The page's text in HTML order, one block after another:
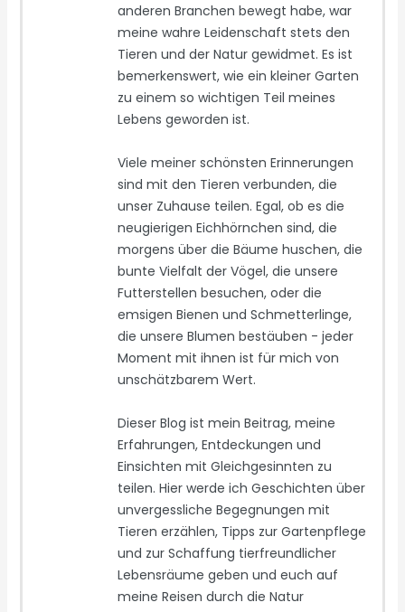
anderen Branchen bewegt habe, war
meine wahre Leidenschaft stets den
Tieren und der Natur gewidmet. Es ist
bemerkenswert, wie ein kleiner Garten
zu einem so wichtigen Teil meines
Lebens geworden ist.
Viele meiner schönsten Erinnerungen
sind mit den Tieren verbunden, die
unser Zuhause teilen. Egal, ob es die
neugierigen Eichhörnchen sind, die
morgens über die Bäume huschen, die
bunte Vielfalt der Vögel, die unsere
Futterstellen besuchen, oder die
emsigen Bienen und Schmetterlinge,
die unsere Blumen bestäuben - jeder
Moment mit ihnen ist für mich von
unschätzbarem Wert.
Dieser Blog ist mein Beitrag, meine
Erfahrungen, Entdeckungen und
Einsichten mit Gleichgesinnten zu
teilen. Hier werde ich Geschichten über
unvergessliche Begegnungen mit
Tieren erzählen, Tipps zur Gartenpflege
und zur Schaffung tierfreundlicher
Lebensräume geben und euch auf
meine Reisen durch die Natur